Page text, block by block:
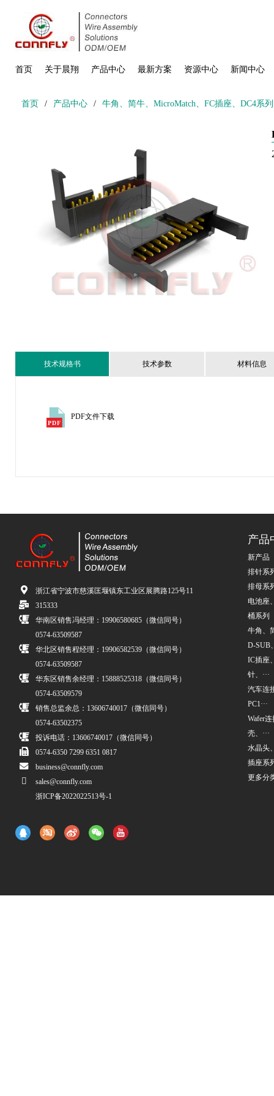
首页 关于晨翔 产品中心 最新方案 资源中心 新闻中心
首页 / 产品中心 / 牛角、简牛、MicroMatch、FC插座、DC4系列
技术规格书 技术参数 材料信息
PDF文件下载
浙江省宁波市慈溪匡堰镇东工业区展腾路125号11
315333
华南区销售冯经理：19906580685（微信同号）
0574-63509587
华北区销售程经理：19906582539（微信同号）
0574-63509587
华东区销售余经理：15888525318（微信同号）
0574-63509579
销售总监余总：13606740017（微信同号）
0574-63502375
投诉电话：13606740017（微信同号）
0574-6350 7299 6351 0817
business@connfly.com
sales@connfly.com
浙ICP备2022022513号-1
产品
新产品
排针系
排母系
电池座
桶系列
牛角、
D-SUB
IC插座
针、···
汽车连
PC1···
Wafer
壳、···
水晶头
插座系
更多分